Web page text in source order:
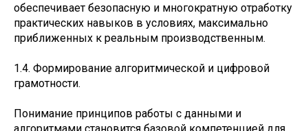
обеспечивает безопасную и многократную отработку
практических навыков в условиях, максимально
приближенных к реальным производственным.
1.4. Формирование алгоритмической и цифровой
грамотности.
Понимание принципов работы с данными и